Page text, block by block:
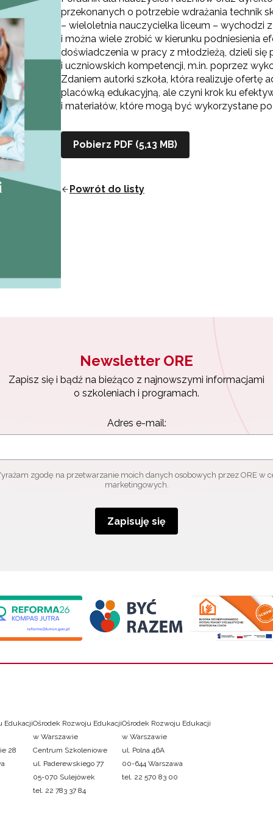
przekonanych o potrzebie wdrażania technik
– wieloletnia nauczycielka liceum – wychodzi
i można wiele zrobić w kierunku podniesienia
doświadczenia w pracy z młodzieżą, dzieli
i uczniowskich kompetencji, m.in. poprzez
Zdaniem autorki szkoła, która realizuje ofertę
placówką edukacyjną, ale czyni krok ku
i materiałów, które mogą być wykorzystane
Pobierz PDF (5,13 MB)
Powrót do listy
Newsletter ORE
Zapisz się i bądź na bieżąco z najnowszymi informacjami
o szkoleniach i programach.
Adres e-mail:
zgodę na przetwarzanie moich danych osobowych przez ORE w
marketingowych.
Zapisuję się
Edukacji
28
Ośrodek Rozwoju Edukacji
w Warszawie
Centrum Szkoleniowe
ul. Paderewskiego 77
05-070 Sulejówek
tel. 22 783 37 84
Ośrodek Rozwoju Edukacji
w Warszawie
ul. Polna 46A
00-644 Warszawa
tel. 22 570 83 00